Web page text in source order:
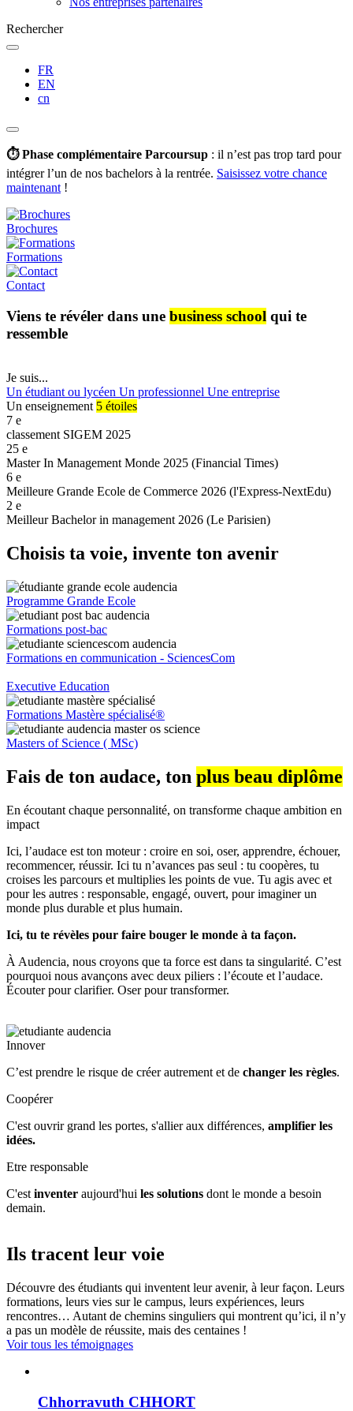
Rechercher
FR
EN
cn
⏱️ Phase complémentaire Parcoursup : il n’est pas trop tard pour
intégrer l’un de nos bachelors à la rentrée. Saisissez votre chance
maintenant !
Brochures
Formations
Contact
Viens te révéler dans une business school qui te
ressemble
Je suis...
Un étudiant ou lycéen Un professionnel Une entreprise
Un enseignement 5 étoiles
7 e
classement SIGEM 2025
25 e
Master In Management Monde 2025 (Financial Times)
6 e
Meilleure Grande Ecole de Commerce 2026 (l'Express-NextEdu)
2 e
Meilleur Bachelor in management 2026 (Le Parisien)
Choisis ta voie, invente ton avenir
Programme Grande Ecole
Formations post-bac
Formations en communication - SciencesCom
Executive Education
Formations Mastère spécialisé®
Masters of Science ( MSc)
Fais de ton audace, ton plus beau diplôme
En écoutant chaque personnalité, on transforme chaque ambition en
impact
Ici, l’audace est ton moteur : croire en soi, oser, apprendre, échouer,
recommencer, réussir. Ici tu n’avances pas seul : tu coopères, tu
croises les parcours et multiplies les points de vue. Tu agis avec et
pour les autres : responsable, engagé, ouvert, pour imaginer un
monde plus durable et plus humain.
Ici, tu te révèles pour faire bouger le monde à ta façon.
À Audencia, nous croyons que ta force est dans ta singularité. C’est
pourquoi nous avançons avec deux piliers : l’écoute et l’audace.
Écouter pour clarifier. Oser pour transformer.
Innover
C’est prendre le risque de créer autrement et de changer les règles.
Coopérer
C'est ouvrir grand les portes, s'allier aux différences, amplifier les
idées.
Etre responsable
C'est inventer aujourd'hui les solutions dont le monde a besoin
demain.
Ils tracent leur voie
Découvre des étudiants qui inventent leur avenir, à leur façon. Leurs
formations, leurs vies sur le campus, leurs expériences, leurs
rencontres… Autant de chemins singuliers qui montrent qu’ici, il n’y
a pas un modèle de réussite, mais des centaines !
Voir tous les témoignages
Chhorravuth CHHORT